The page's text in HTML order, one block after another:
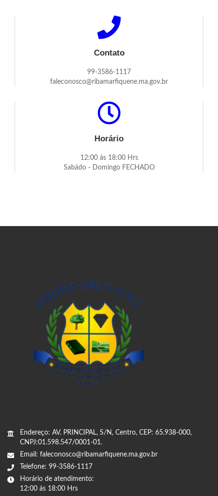
Contato
99-3586-1117
faleconosco@ribamarfiquene.ma.gov.br
Horário
12:00 ás 18:00 Hrs
Sabádo - Domingo FECHADO
Endereço: AV. PRINCIPAL, S/N, Centro, CEP: 65.938-000,
CNPJ:01.598.547/0001-01.
Email: faleconosco@ribamarfiquene.ma.gov.br
Telefone: 99-3586-1117
Horário de atendimento:
12:00 ás 18:00 Hrs